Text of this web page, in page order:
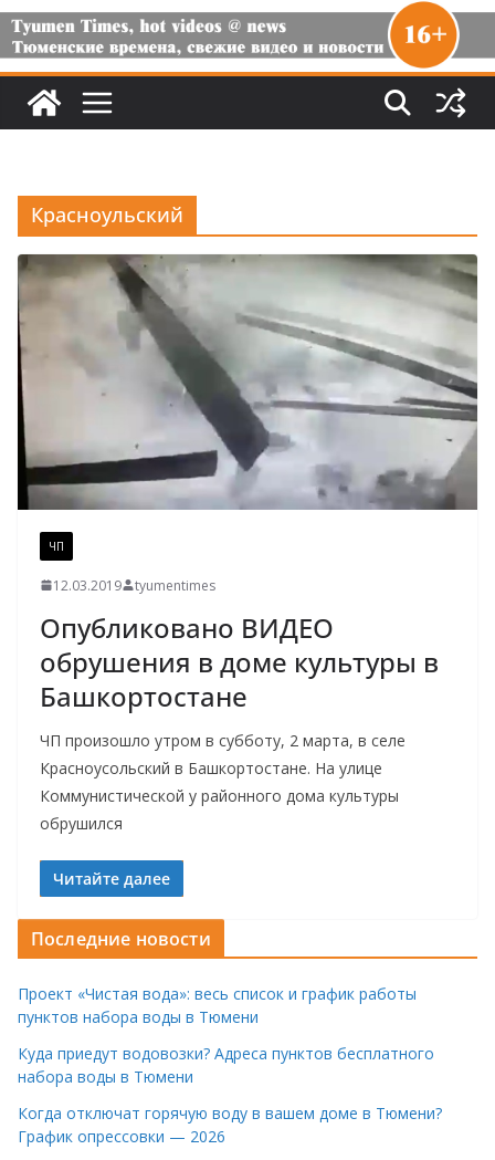
Красноульский
ЧП
12.03.2019 tyumentimes
Опубликовано ВИДЕО
обрушения в доме культуры в
Башкортостане
ЧП произошло утром в субботу, 2 марта, в селе
Красноусольский в Башкортостане. На улице
Коммунистической у районного дома культуры
обрушился
Читайте далее
Последние новости
Проект «Чистая вода»: весь список и график работы
пунктов набора воды в Тюмени
Куда приедут водовозки? Адреса пунктов бесплатного
набора воды в Тюмени
Когда отключат горячую воду в вашем доме в Тюмени?
График опрессовки — 2026